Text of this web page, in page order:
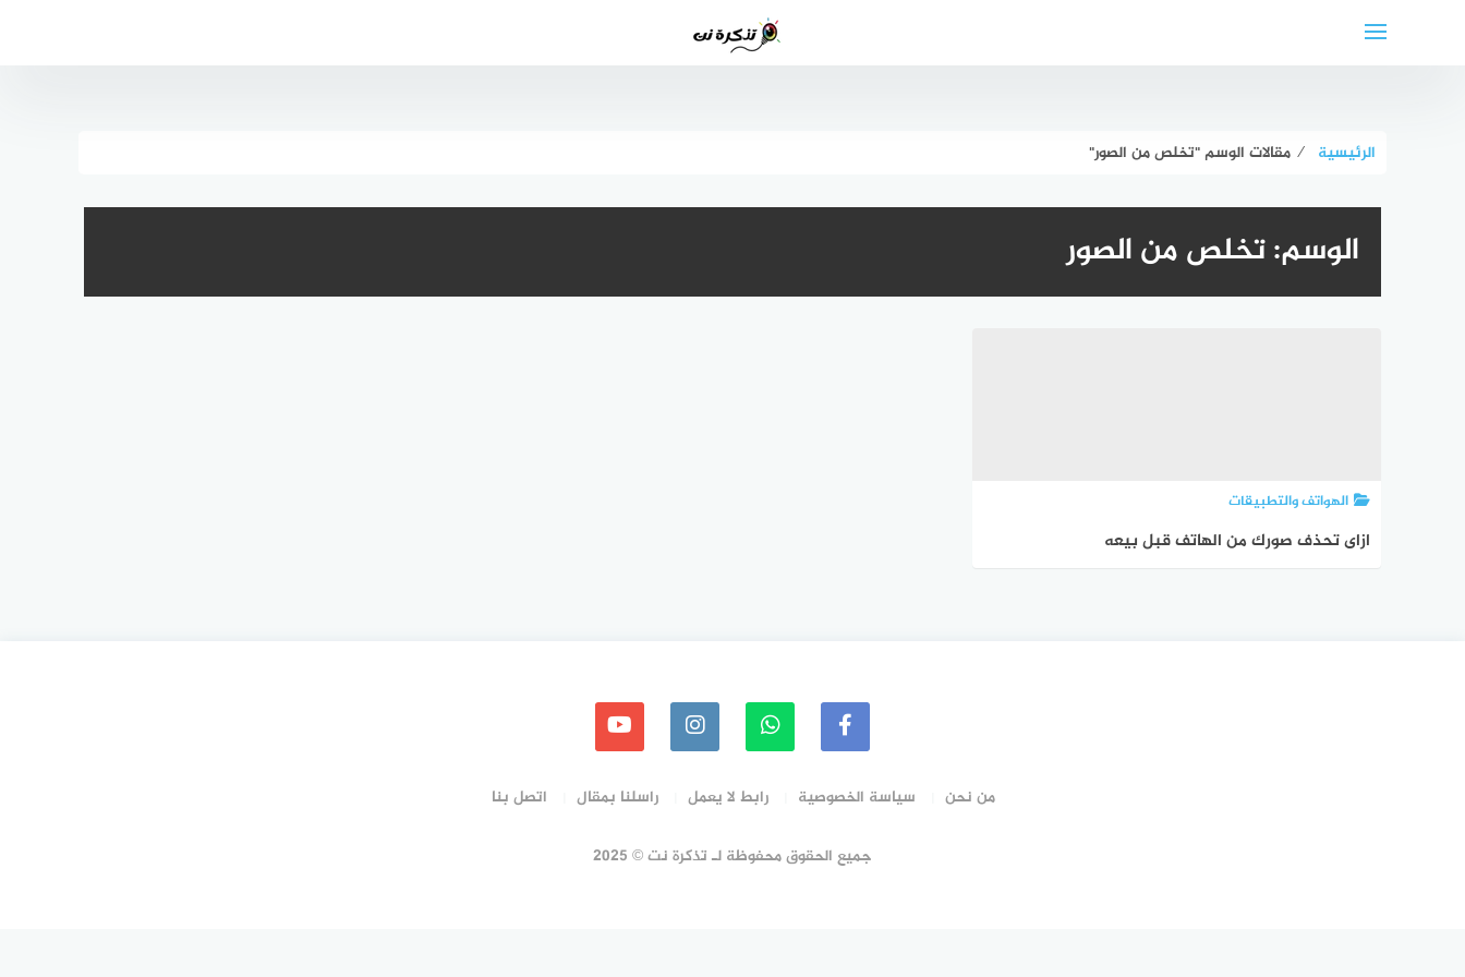
الرئيسية ⁄ مقالات الوسم "تخلص من الصور"
الوسم:تخلص من الصور
الهواتف والتطبيقات
ازاى تحذف صورك من الهاتف قبل بيعه
من نحن سياسة الخصوصية رابط لا يعمل راسلنا بمقال اتصل بنا
جميع الحقوق محفوظة لـ تذكرة نت © 2025